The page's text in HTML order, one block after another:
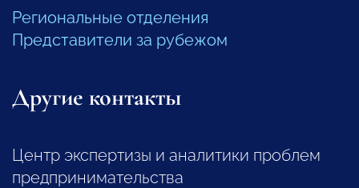
Региональные отделения
Представители за рубежом
Другие контакты
Центр экспертизы и аналитики проблем
предпринимательства